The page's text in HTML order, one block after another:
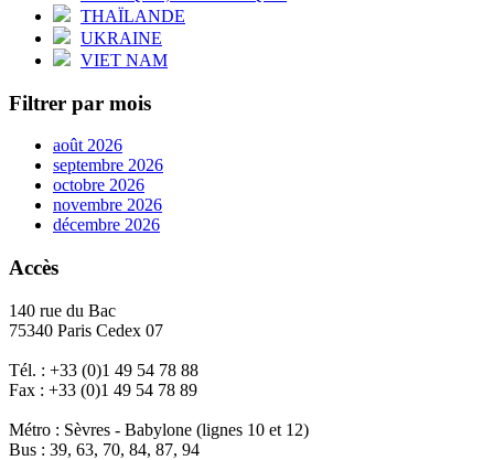
THAÏLANDE
UKRAINE
VIET NAM
Filtrer par mois
août 2026
septembre 2026
octobre 2026
novembre 2026
décembre 2026
Accès
140 rue du Bac
75340 Paris Cedex 07
Tél. : +33 (0)1 49 54 78 88
Fax : +33 (0)1 49 54 78 89
Métro : Sèvres - Babylone (lignes 10 et 12)
Bus : 39, 63, 70, 84, 87, 94